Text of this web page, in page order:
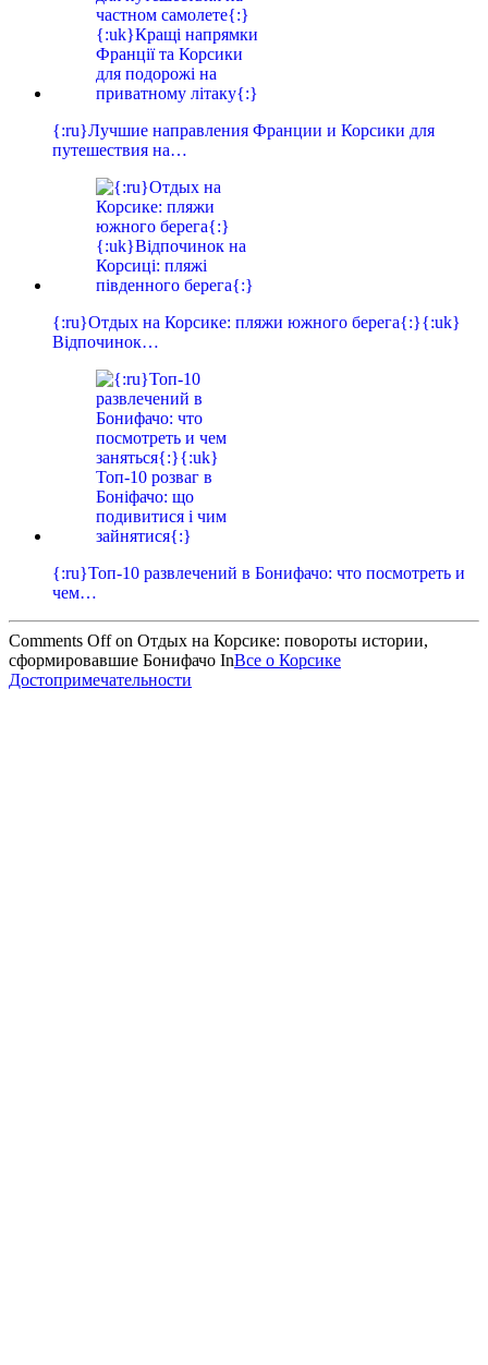
{:ru}Лучшие направления Франции и Корсики для
путешествия на…
{:ru}Отдых на Корсике: пляжи южного берега{:}{:uk}
Відпочинок…
{:ru}Топ-10 развлечений в Бонифачо: что посмотреть и
чем…
Comments Offon Отдых на Корсике: повороты истории,
сформировавшие Бонифачо InВсе о Корсике
Достопримечательности